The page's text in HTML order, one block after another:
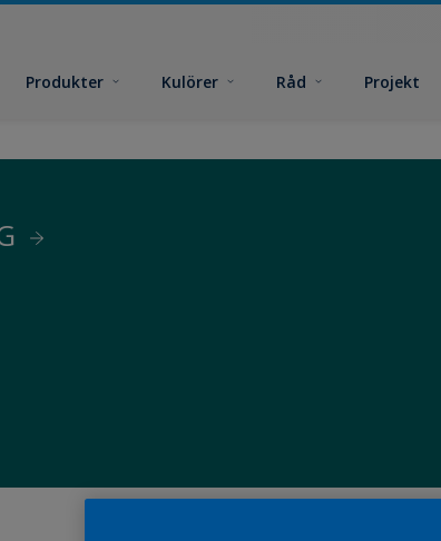
Produkter Kulörer Råd Projekt